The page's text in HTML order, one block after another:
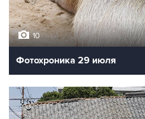
10
Фотохроника 29 июля